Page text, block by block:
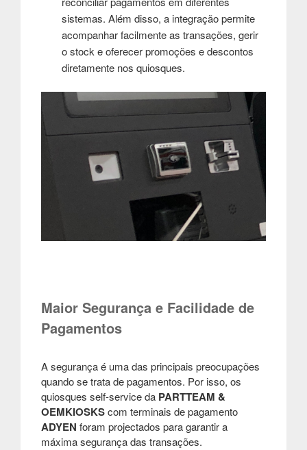
sistemas. Além disso, a integração permite
acompanhar facilmente as transações, gerir
o stock e oferecer promoções e descontos
diretamente nos quiosques.
Maior Segurança e Facilidade de
Pagamentos
A segurança é uma das principais preocupações
quando se trata de pagamentos. Por isso, os
quiosques self-serviceda PARTTEAM &
OEMKIOSKScom terminais de pagamento
ADYEN foram projectados para garantir a
máxima segurança das transações.